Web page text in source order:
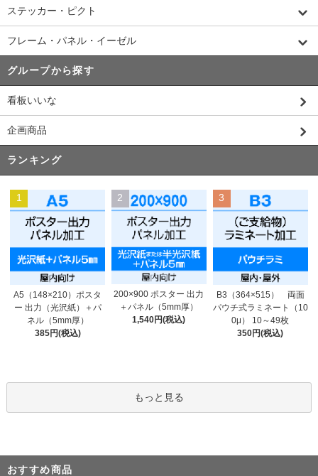
ステッカー・ピクト
フレーム・パネル・イーゼル
グループから探す
看板いいな
企画商品
ランキング
1
A5（148×210）ポスタ
ー 出力（光沢紙）＋パ
ネル（5mm厚）
385円(税込)
2
200×900 ポスター 出力
＋パネル（5mm厚）
1,540円(税込)
3
B3（364×515） 両面
パウチ式ラミネート（10
0μ） 10～49枚
350円(税込)
もっと見る
おすすめ商品